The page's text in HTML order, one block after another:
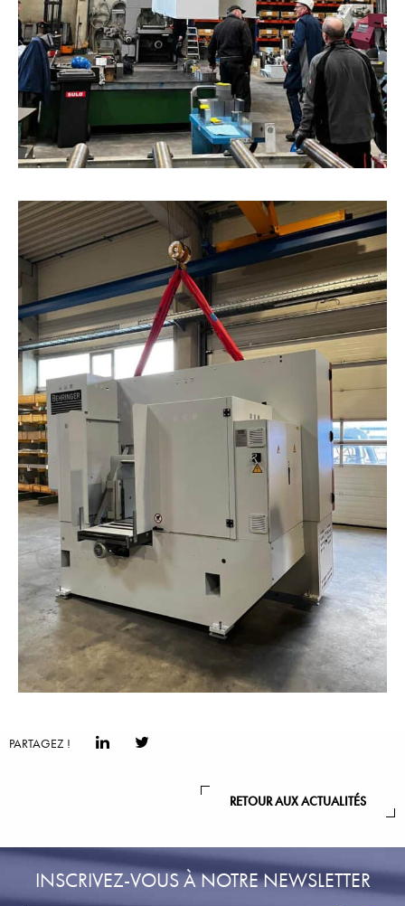
PARTAGEZ !
RETOUR AUX ACTUALITÉS
INSCRIVEZ-VOUS À NOTRE NEWSLETTER